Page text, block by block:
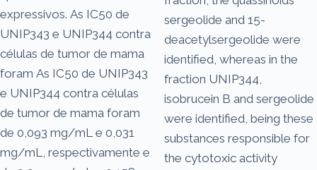
expressivos. As IC50 de
UNIP343 e UNIP344 contra
células de tumor de mama
foram As IC50 de UNIP343
e UNIP344 contra células
de tumor de mama foram
de 0,093 mg/mL e 0,031
mg/mL, respectivamente e
sergeolide and 15-
deacetylsergeolide were
identified, whereas in the
fraction UNIP344,
isobrucein B and sergeolide
were identified, being these
substances responsible for
the cytotoxic activity